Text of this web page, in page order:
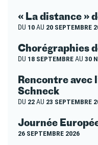
« La distance »
DU 10AU 20 SEPTEMBRE
Chorégraphies
DU 18 SEPTEMBREAU 30
Rencontre avec
Schneck
DU 22AU 23 SEPTEMBRE
Journée
26 SEPTEMBRE 2026